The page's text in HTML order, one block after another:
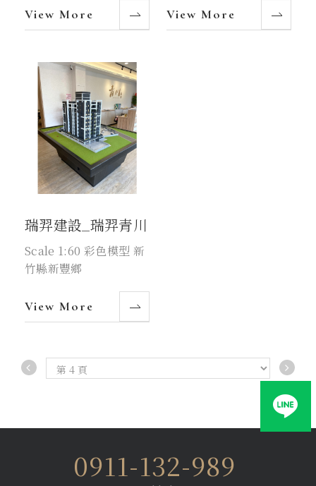
View More View More
瑞羿建設_瑞羿青川
Scale 1:60 彩色模型 新
竹縣新豐鄉
View More
0911-132-989